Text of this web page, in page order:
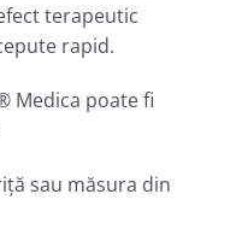
terapeutic
rapid.
Medica poate fi
sau măsura din